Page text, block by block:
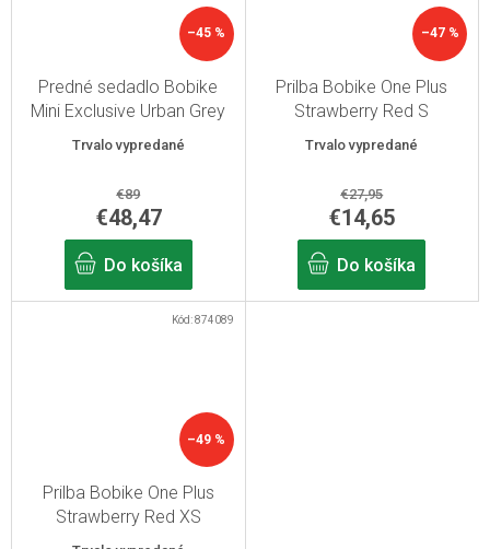
–45 %
Predné sedadlo Bobike
Mini Exclusive Urban Grey
Trvalo vypredané
€89
€48,47
Do košíka
–47 %
Prilba Bobike One Plus
Strawberry Red S
Trvalo vypredané
€27,95
€14,65
Do košíka
–49 %
Prilba Bobike One Plus
Strawberry Red XS
Kód:874089